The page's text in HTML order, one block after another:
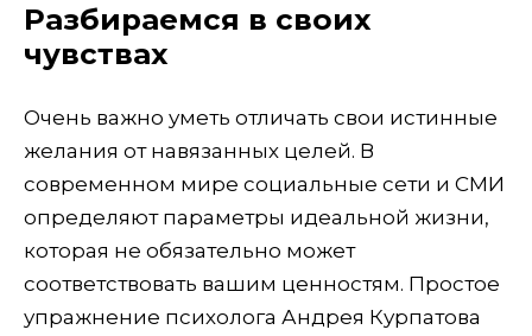
Разбираемся в своих
чувствах
Очень важно уметь отличать свои истинные
желания от навязанных целей. В
современном мире социальные сети и СМИ
определяют параметры идеальной жизни,
которая не обязательно может
соответствовать вашим ценностям. Простое
упражнение психолога Андрея Курпатова